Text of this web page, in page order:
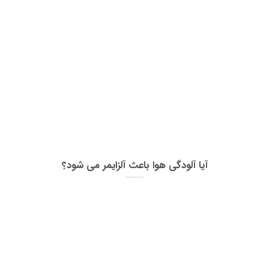
آیا آلودگی هوا باعث آلزایمر می شود؟